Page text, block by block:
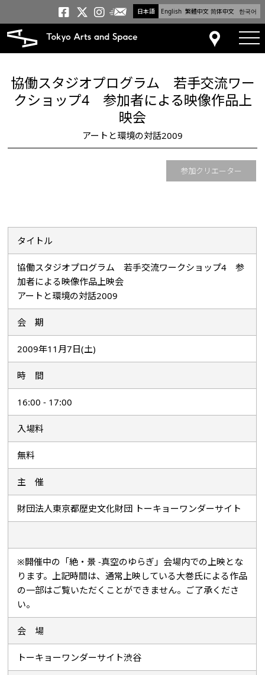
日本語 English 繁體中文 简体中文 한국어
トーキョーアーツアンド
トーキョーアーツアンド
トーキョーアーツア
メールニュース
アクセス
協働スタジオプログラム 若手交流ワー
クショップ4 参加者による映像作品上
映会
アートと環境の対話2009
参加クリエーター
タイトル
協働スタジオプログラム 若手交流ワークショップ4 参
加者による映像作品上映会
アートと環境の対話2009
会 期
2009年11月7日(土)
時 間
16:00 - 17:00
入場料
無料
主 催
財団法人東京都歴史文化財団 トーキョーワンダーサイト
※開催中の「絶・景 -真空のゆらぎ」会場内での上映とな
ります。上記時間は、通常上映している大巻氏による作品
の一部はご覧いただくことができません。ご了承くださ
い。
会 場
トーキョーワンダーサイト渋谷